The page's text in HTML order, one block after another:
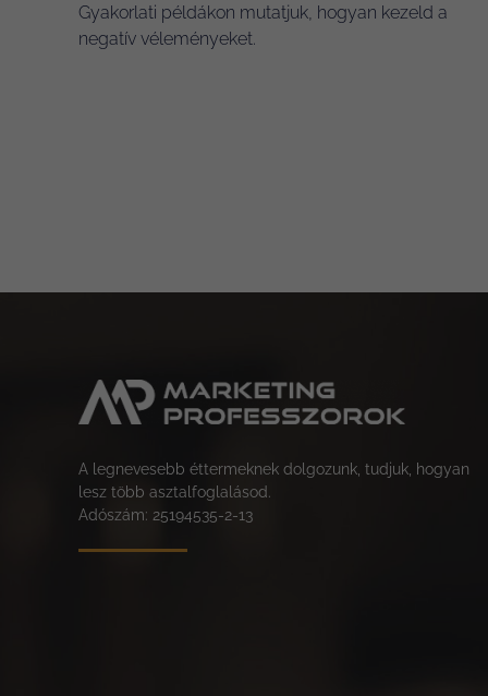
Gyakorlati példákon mutatjuk, hogyan kezeld a
negatív véleményeket.
A legnevesebb éttermeknek dolgozunk, tudjuk, hogyan
lesz több asztalfoglalásod.
Adószám: 25194535-2-13